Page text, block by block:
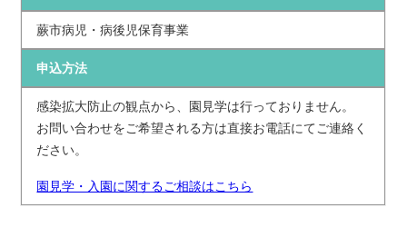
蕨市病児・病後児保育事業
申込方法
感染拡大防止の観点から、園見学は行っておりません。
お問い合わせをご希望される方は直接お電話にてご連絡く
ださい。
園見学・入園に関するご相談はこちら